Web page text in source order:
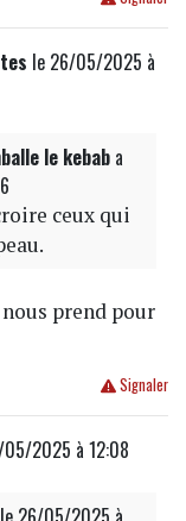
le 26/05/2025 à
le kebaba
ceux qui
prend pour
Signaler
2025 à 12:08